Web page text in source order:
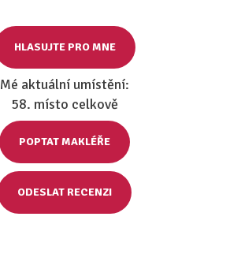
HLASUJTE PRO MNE
Mé aktuální umístění:
58. místo celkově
POPTAT MAKLÉŘE
ODESLAT RECENZI